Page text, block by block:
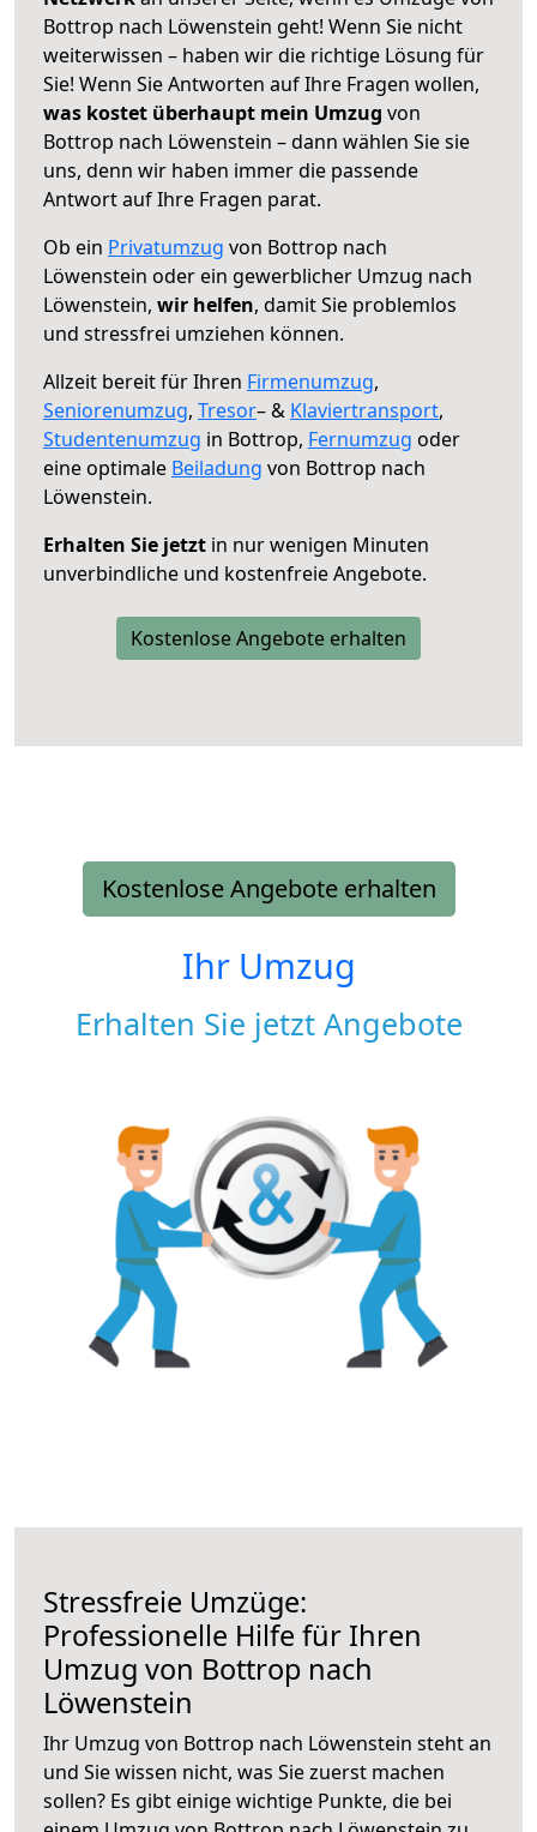
Bottrop nach Löwenstein geht! Wenn Sie nicht
weiterwissen – haben wir die richtige Lösung für
Sie! Wenn Sie Antworten auf Ihre Fragen wollen,
was kostet überhaupt mein Umzug von
Bottrop nach Löwenstein – dann wählen Sie sie
uns, denn wir haben immer die passende
Antwort auf Ihre Fragen parat.
Ob ein Privatumzug von Bottrop nach
Löwenstein oder ein gewerblicher Umzug nach
Löwenstein, wir helfen, damit Sie problemlos
und stressfrei umziehen können.
Allzeit bereit für Ihren Firmenumzug,
Seniorenumzug, Tresor– & Klaviertransport,
Studentenumzug in Bottrop, Fernumzug oder
eine optimale Beiladung von Bottrop nach
Löwenstein.
Erhalten Sie jetzt in nur wenigen Minuten
unverbindliche und kostenfreie Angebote.
Kostenlose Angebote erhalten
Kostenlose Angebote erhalten
Ihr Umzug
Erhalten Sie jetzt Angebote
Stressfreie Umzüge:
Professionelle Hilfe für Ihren
Umzug von Bottrop nach
Löwenstein
Ihr Umzug von Bottrop nach Löwenstein steht an
und Sie wissen nicht, was Sie zuerst machen
sollen? Es gibt einige wichtige Punkte, die bei